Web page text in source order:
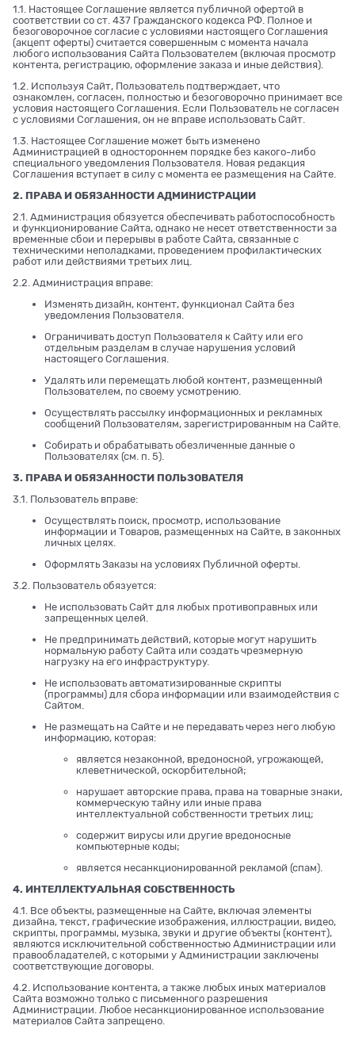
1.1. Настоящее Соглашение является публичной офертой в
соответствии со ст. 437 Гражданского кодекса РФ. Полное и
безоговорочное согласие с условиями настоящего Соглашения
(акцепт оферты) считается совершенным с момента начала
любого использования Сайта Пользователем (включая просмотр
контента, регистрацию, оформление заказа и иные действия).
1.2. Используя Сайт, Пользователь подтверждает, что
ознакомлен, согласен, полностью и безоговорочно принимает все
условия настоящего Соглашения. Если Пользователь не согласен
с условиями Соглашения, он не вправе использовать Сайт.
1.3. Настоящее Соглашение может быть изменено
Администрацией в одностороннем порядке без какого-либо
специального уведомления Пользователя. Новая редакция
Соглашения вступает в силу с момента ее размещения на Сайте.
2. ПРАВА И ОБЯЗАННОСТИ АДМИНИСТРАЦИИ
2.1. Администрация обязуется обеспечивать работоспособность
и функционирование Сайта, однако не несет ответственности за
временные сбои и перерывы в работе Сайта, связанные с
техническими неполадками, проведением профилактических
работ или действиями третьих лиц.
2.2. Администрация вправе:
Изменять дизайн, контент, функционал Сайта без
уведомления Пользователя.
Ограничивать доступ Пользователя к Сайту или его
отдельным разделам в случае нарушения условий
настоящего Соглашения.
Удалять или перемещать любой контент, размещенный
Пользователем, по своему усмотрению.
Осуществлять рассылку информационных и рекламных
сообщений Пользователям, зарегистрированным на Сайте.
Собирать и обрабатывать обезличенные данные о
Пользователях (см. п. 5).
3. ПРАВА И ОБЯЗАННОСТИ ПОЛЬЗОВАТЕЛЯ
3.1. Пользователь вправе:
Осуществлять поиск, просмотр, использование
информации и Товаров, размещенных на Сайте, в законных
личных целях.
Оформлять Заказы на условиях Публичной оферты.
3.2. Пользователь обязуется:
Не использовать Сайт для любых противоправных или
запрещенных целей.
Не предпринимать действий, которые могут нарушить
нормальную работу Сайта или создать чрезмерную
нагрузку на его инфраструктуру.
Не использовать автоматизированные скрипты
(программы) для сбора информации или взаимодействия с
Сайтом.
Не размещать на Сайте и не передавать через него любую
информацию, которая:
является незаконной, вредоносной, угрожающей,
клеветнической, оскорбительной;
нарушает авторские права, права на товарные знаки,
коммерческую тайну или иные права
интеллектуальной собственности третьих лиц;
содержит вирусы или другие вредоносные
компьютерные коды;
является несанкционированной рекламой (спам).
4. ИНТЕЛЛЕКТУАЛЬНАЯ СОБСТВЕННОСТЬ
4.1. Все объекты, размещенные на Сайте, включая элементы
дизайна, текст, графические изображения, иллюстрации, видео,
скрипты, программы, музыка, звуки и другие объекты (контент),
являются исключительной собственностью Администрации или
правообладателей, с которыми у Администрации заключены
соответствующие договоры.
4.2. Использование контента, а также любых иных материалов
Сайта возможно только с письменного разрешения
Администрации. Любое несанкционированное использование
материалов Сайта запрещено.